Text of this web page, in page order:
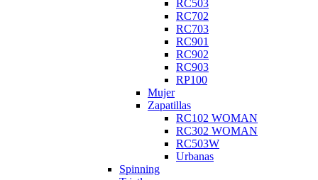
RC503
RC702
RC703
RC901
RC902
RC903
RP100
Mujer
Zapatillas
RC102 WOMAN
RC302 WOMAN
RC503W
Urbanas
Spinning